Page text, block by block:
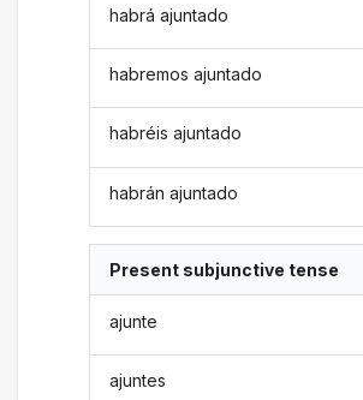
habrá ajuntado
habremos ajuntado
habréis ajuntado
habrán ajuntado
Present subjunctive tense
ajunte
ajuntes